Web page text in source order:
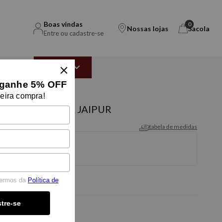
Boas vindas
Entre ou cadastre-se
Nossas lojas
0
Sacola
OUTLET
INDIANA JAIPUR
tabela de medidas
5% OFF
compra!
da Política de
se